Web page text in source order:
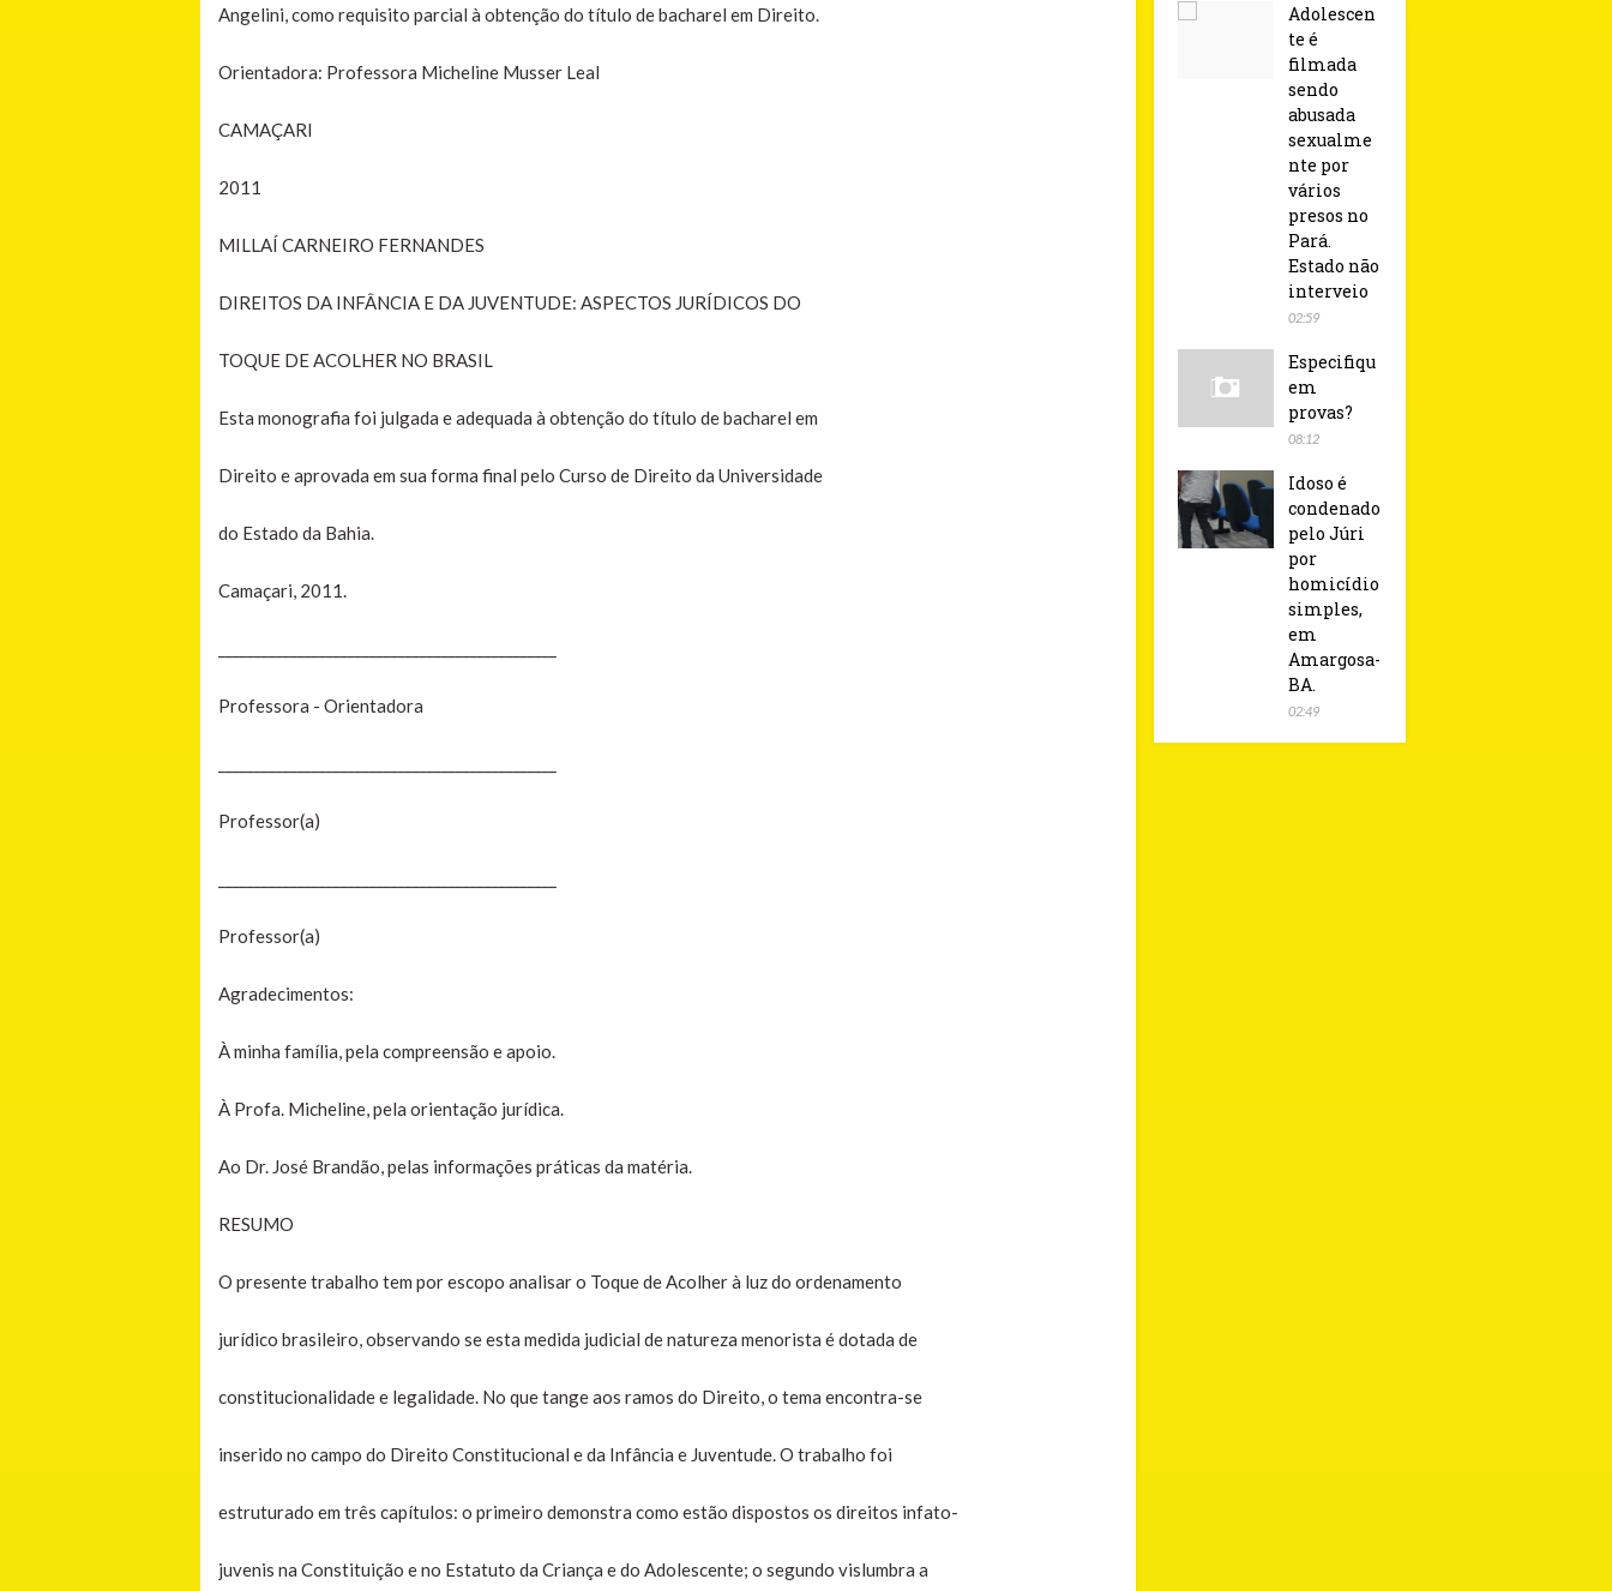
Angelini, como requisito parcial à obtenção do título de bacharel em Direito.
Orientadora: Professora Micheline Musser Leal
CAMAÇARI
2011
MILLAÍ CARNEIRO FERNANDES
DIREITOS DA INFÂNCIA E DA JUVENTUDE: ASPECTOS JURÍDICOS DO
TOQUE DE ACOLHER NO BRASIL
Esta monografia foi julgada e adequada à obtenção do título de bacharel em
Direito e aprovada em sua forma final pelo Curso de Direito da Universidade
do Estado da Bahia.
Camaçari, 2011.
Professora - Orientadora
Professor(a)
Professor(a)
Agradecimentos:
À minha família, pela compreensão e apoio.
À Profa. Micheline, pela orientação jurídica.
Ao Dr. José Brandão, pelas informações práticas da matéria.
RESUMO
O presente trabalho tem por escopo analisar o Toque de Acolher à luz do ordenamento
jurídico brasileiro, observando se esta medida judicial de natureza menorista é dotada de
constitucionalidade e legalidade. No que tange aos ramos do Direito, o tema encontra-se
inserido no campo do Direito Constitucional e da Infância e Juventude. O trabalho foi
estruturado em três capítulos: o primeiro demonstra como estão dispostos os direitos infato-
juvenis na Constituição e no Estatuto da Criança e do Adolescente; o segundo vislumbra a
Adolescen
te é
filmada
sendo
abusada
sexualme
nte por
vários
presos no
Pará.
Estado não
interveio
02:59
Especifiqu
em
provas?
08:12
Idoso é
condenado
pelo Júri
por
homicídio
simples,
em
Amargosa-
BA.
02:49